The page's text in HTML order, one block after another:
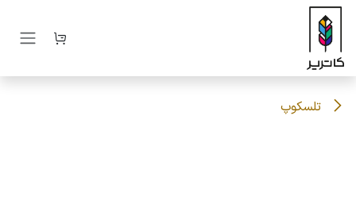
صرف نظر و مشاهده محتوا
تلسکوپ